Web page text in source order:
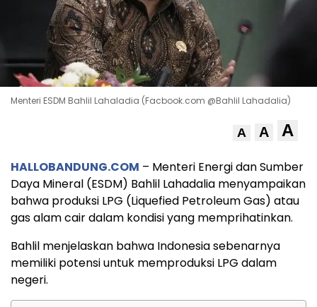
Menteri ESDM Bahlil Lahaladia (Facbook.com @Bahlil Lahadalia)
A A A
HALLOBANDUNG.COM – Menteri Energi dan Sumber
Daya Mineral (ESDM) Bahlil Lahadalia menyampaikan
bahwa produksi LPG (Liquefied Petroleum Gas) atau
gas alam cair dalam kondisi yang memprihatinkan.
Bahlil menjelaskan bahwa Indonesia sebenarnya
memiliki potensi untuk memproduksi LPG dalam
negeri.